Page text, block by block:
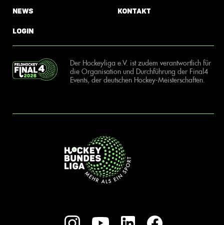
News
Login
Kontakt
Der Hockeyliga e.V. ist zudem verantwortlich für
die Organisation und Durchführung der Final4
Events, der deutschen Hockey-Meisterschaften.